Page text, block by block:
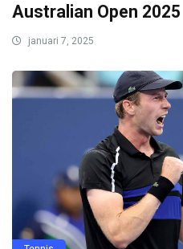
Australian Open 2025
januari 7, 2025